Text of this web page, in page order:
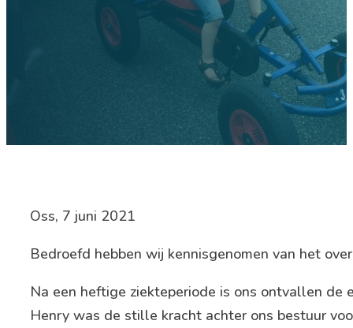
Oss, 7 juni 2021
Bedroefd hebben wij kennisgenomen van het
Na een heftige ziekteperiode is ons ontvallen de
Henry was de stille kracht achter ons bestuur